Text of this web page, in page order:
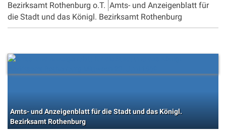
Bezirksamt Rothenburg o.T. Amts- und Anzeigenblatt für
die Stadt und das Königl. Bezirksamt Rothenburg
Amts- und Anzeigenblatt für die Stadt und das Königl.
Bezirksamt Rothenburg